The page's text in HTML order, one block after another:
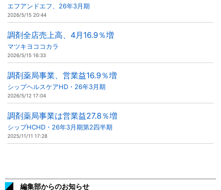
エフアンドエフ、26年3月期
2026/5/15 20:44
調剤全店売上高、4月16.9％増
マツキヨココカラ
2026/5/15 16:33
調剤薬局事業、営業益16.9％増
シップヘルスケアHD・26年3月期
2026/5/12 17:04
調剤薬局事業は営業益27.8％増
シップHCHD・26年3月期第2四半期
2025/11/11 17:28
編集部からのお知らせ